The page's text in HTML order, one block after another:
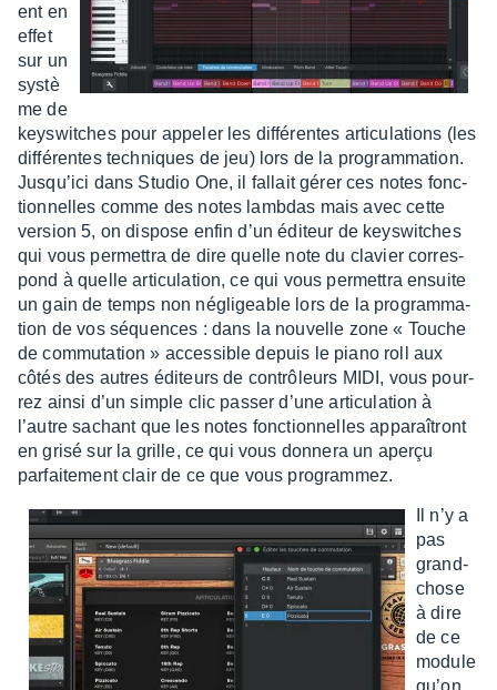
ent en
effet
sur un
systè
me de
keys­witches pour appe­ler les diffé­rentes arti­cu­la­tions (les
diffé­rentes tech­niques de jeu) lors de la program­ma­tion.
Jusqu’ici dans Studio One, il fallait gérer ces notes fonc­
tion­nelles comme des notes lamb­das mais avec cette
version 5, on dispose enfin d’un éditeur de keys­witches
qui vous permet­tra de dire quelle note du clavier corres­
pond à quelle arti­cu­la­tion, ce qui vous permet­tra ensuite
un gain de temps non négli­geable lors de la program­ma­
tion de vos séquences : dans la nouvelle zone « Touche
de commu­ta­tion » acces­sible depuis le piano roll aux
côtés des autres éditeurs de contrô­leurs MIDI, vous pour­
rez ainsi d’un simple clic passer d’une arti­cu­la­tion à
l’autre sachant que les notes fonc­tion­nelles appa­raî­tront
en grisé sur la grille, ce qui vous donnera un aperçu
parfai­te­ment clair de ce que vous program­mez.
Il n’y a
pas
grand-
chose
à dire
de ce
module
qu’on